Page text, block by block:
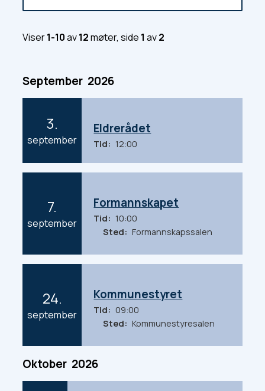
Viser1-10av12møter, side 1 av2
R
e
t
e
d
ø
t
e
September 2026
3.
september
2
2
Eldrerådet
Tid 12:00
7.
september
2
6
Formannskapet
Tid
10:00
Sted
Formannskapssalen
24.
september
2
Kommunestyret
Tid
09:00
Sted
Kommunestyresalen
Oktober 2026